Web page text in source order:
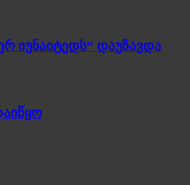
იუნაიტედს“ დაუზავდა